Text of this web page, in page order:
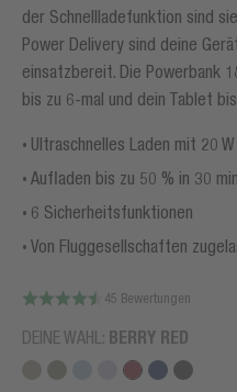
der Schnellladefunktion sind
Power Delivery sind deine
einsatzbereit. Die Powerbank
bis zu 6-mal und dein Tablet
Ultraschnelles Laden mit 20
Aufladen bis zu 50 % in 30 min
6 Sicherheitsfunktionen
Von Fluggesellschaften
45 Bewertungen
DEINE WAHL: BERRY RED